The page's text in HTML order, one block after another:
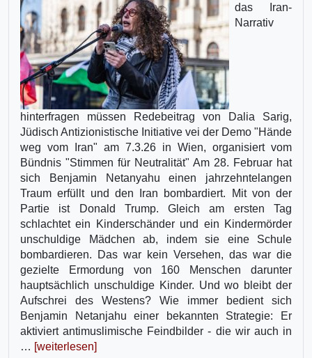
das Iran-
Narrativ
hinterfragen müssen Redebeitrag von Dalia Sarig,
Jüdisch Antizionistische Initiative vei der Demo "Hände
weg vom Iran" am 7.3.26 in Wien, organisiert vom
Bündnis "Stimmen für Neutralität" Am 28. Februar hat
sich Benjamin Netanyahu einen jahrzehntelangen
Traum erfüllt und den Iran bombardiert. Mit von der
Partie ist Donald Trump. Gleich am ersten Tag
schlachtet ein Kinderschänder und ein Kindermörder
unschuldige Mädchen ab, indem sie eine Schule
bombardieren. Das war kein Versehen, das war die
gezielte Ermordung von 160 Menschen darunter
hauptsächlich unschuldige Kinder. Und wo bleibt der
Aufschrei des Westens? Wie immer bedient sich
Benjamin Netanjahu einer bekannten Strategie: Er
aktiviert antimuslimische Feindbilder - die wir auch in
… [weiterlesen]